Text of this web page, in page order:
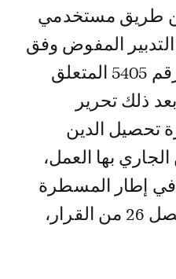
عن طريق مستخدمي
التدبير المفوض وفق
المادة 22 من القانون رقم 5405 المتعلق
ذلك تحرير
تحصيل الدين
بها العمل،
في إطار المسطرة
التصالحية بناء على الفصل 26 من القرار،